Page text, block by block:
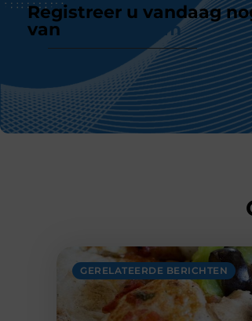
Registreer u vandaag
van
ons platform
GERELATEERDE BERICHTEN